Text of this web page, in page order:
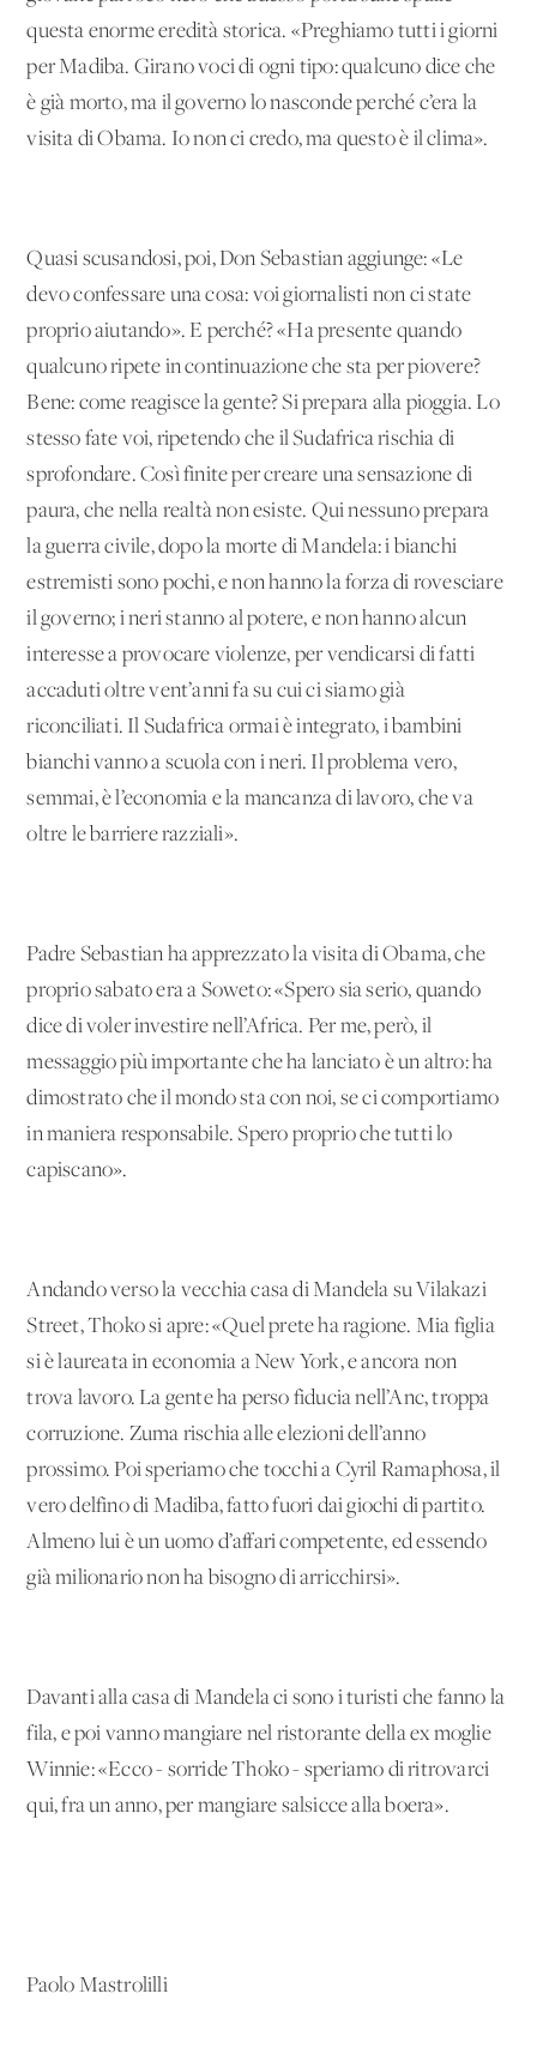
questa enorme eredità storica. «Preghiamo tutti i giorni
per Madiba. Girano voci di ogni tipo: qualcuno dice che
è già morto, ma il governo lo nasconde perché c’era la
visita di Obama. Io non ci credo, ma questo è il clima».
Quasi scusandosi, poi, Don Sebastian aggiunge: «Le
devo confessare una cosa: voi giornalisti non ci state
proprio aiutando». E perché? «Ha presente quando
qualcuno ripete in continuazione che sta per piovere?
Bene: come reagisce la gente? Si prepara alla pioggia. Lo
stesso fate voi, ripetendo che il Sudafrica rischia di
sprofondare. Così finite per creare una sensazione di
paura, che nella realtà non esiste. Qui nessuno prepara
la guerra civile, dopo la morte di Mandela: i bianchi
estremisti sono pochi, e non hanno la forza di rovesciare
il governo; i neri stanno al potere, e non hanno alcun
interesse a provocare violenze, per vendicarsi di fatti
accaduti oltre vent’anni fa su cui ci siamo già
riconciliati. Il Sudafrica ormai è integrato, i bambini
bianchi vanno a scuola con i neri. Il problema vero,
semmai, è l’economia e la mancanza di lavoro, che va
oltre le barriere razziali».
Padre Sebastian ha apprezzato la visita di Obama, che
proprio sabato era a Soweto: «Spero sia serio, quando
dice di voler investire nell’Africa. Per me, però, il
messaggio più importante che ha lanciato è un altro: ha
dimostrato che il mondo sta con noi, se ci comportiamo
in maniera responsabile. Spero proprio che tutti lo
capiscano».
Andando verso la vecchia casa di Mandela su Vilakazi
Street, Thoko si apre: «Quel prete ha ragione. Mia figlia
si è laureata in economia a New York, e ancora non
trova lavoro. La gente ha perso fiducia nell’Anc, troppa
corruzione. Zuma rischia alle elezioni dell’anno
prossimo. Poi speriamo che tocchi a Cyril Ramaphosa, il
vero delfino di Madiba, fatto fuori dai giochi di partito.
Almeno lui è un uomo d’affari competente, ed essendo
già milionario non ha bisogno di arricchirsi».
Davanti alla casa di Mandela ci sono i turisti che fanno la
fila, e poi vanno mangiare nel ristorante della ex moglie
Winnie: «Ecco - sorride Thoko - speriamo di ritrovarci
qui, fra un anno, per mangiare salsicce alla boera».
Paolo Mastrolilli